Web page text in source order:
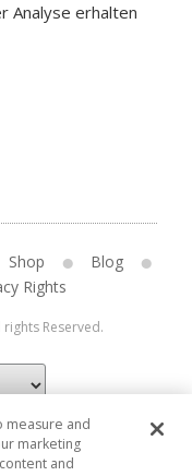
Analyse erhalten
Shop
Blog
Rights
Reserved.
measure and
marketing
and